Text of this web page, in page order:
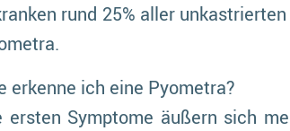
rund 25% aller
erkenne ich eine Pyometra?
ersten Symptome äußern sich